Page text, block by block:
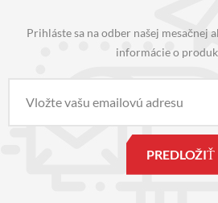
Prihláste sa na odber našej mesačnej
informácie o